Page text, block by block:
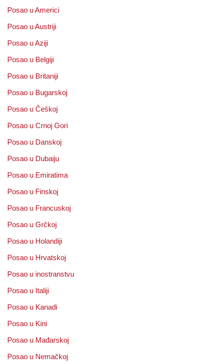
Posao u Americi
Posao u Austriji
Posao u Aziji
Posao u Belgiji
Posao u Britaniji
Posao u Bugarskoj
Posao u Češkoj
Posao u Crnoj Gori
Posao u Danskoj
Posao u Dubaiju
Posao u Emiratima
Posao u Finskoj
Posao u Francuskoj
Posao u Grčkoj
Posao u Holandiji
Posao u Hrvatskoj
Posao u inostranstvu
Posao u Italiji
Posao u Kanadi
Posao u Kini
Posao u Mađarskoj
Posao u Nemačkoj